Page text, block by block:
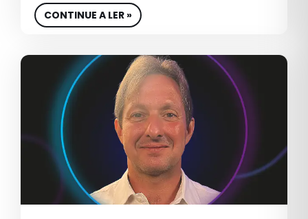
EQUIPE DE VENDAS
EQUIPES DE VENDAS
ESG
ESTRATÉGIA DIGITAL
ESTRATÉGIAS B2B
ESTRATÉGIAS DE BRANDING
ESTRATÉGIAS DE BRANDING B2B
CONTINUE A LER »